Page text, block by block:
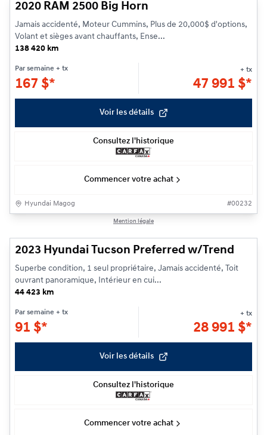
2020 RAM 2500 Big Horn
Jamais accidenté, Moteur Cummins, Plus de 20,000$ d'options,
Volant et sièges avant chauffants, Ense...
138 420 km
Par semaine + tx
167 $*
+ tx
47 991 $*
Voir les détails
Consultez l'historique
Commencer votre achat
Hyundai Magog #00232
Mention légale
2023 Hyundai Tucson Preferred w/Trend
Superbe condition, 1 seul propriétaire, Jamais accidenté, Toit
ouvrant panoramique, Intérieur en cui...
44 423 km
Par semaine + tx
91 $*
+ tx
28 991 $*
Voir les détails
Consultez l'historique
Commencer votre achat